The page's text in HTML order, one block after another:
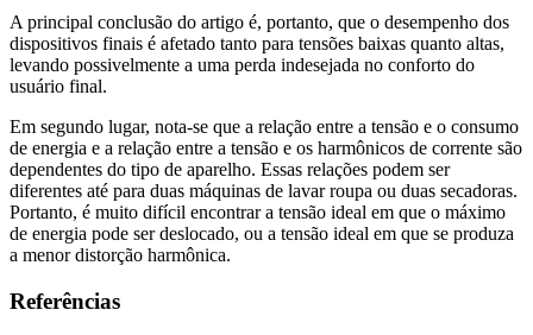
A principal conclusão do artigo é, portanto, que o desempenho dos
dispositivos finais é afetado tanto para tensões baixas quanto altas,
levando possivelmente a uma perda indesejada no conforto do
usuário final.
Em segundo lugar, nota-se que a relação entre a tensão e o consumo
de energia e a relação entre a tensão e os harmônicos de corrente são
dependentes do tipo de aparelho. Essas relações podem ser
diferentes até para duas máquinas de lavar roupa ou duas secadoras.
Portanto, é muito difícil encontrar a tensão ideal em que o máximo
de energia pode ser deslocado, ou a tensão ideal em que se produza
a menor distorção harmônica.
Referências